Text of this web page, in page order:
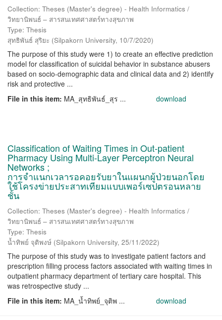
Collection: Theses (Master's degree) - Health Informatics /
วิทยานิพนธ์ – สารสนเทศศาสตร์ทางสุขภาพ
Type: Thesis
สุทธิพันธ์ สุริยะ (Silpakorn University, 10/7/2020)
The purpose of this study were 1) to create an effective prediction
model for classification of suicidal behavior in substance abusers
based on socio-demographic data and clinical data and 2) identify
risk and protective ...
File in this item: MA_สุทธิพันธ์_สุร ... download
Classification of Waiting Times in Out-patient
Pharmacy Using Multi-Layer Perceptron Neural
Networks ;
การจำแนกเวลารอคอยรับยาในแผนกผู้ป่วยนอกโดย
ใช้โครงข่ายประสาทเทียมแบบเพอร์เซปตรอนหลาย
ชั้น
Collection: Theses (Master's degree) - Health Informatics /
วิทยานิพนธ์ – สารสนเทศศาสตร์ทางสุขภาพ
Type: Thesis
น้ำทิพย์ จุติพงษ์ (Silpakorn University, 25/11/2022)
The purpose of this study was to investigate patient factors and
prescription filling process factors associated with waiting times in
outpatient pharmacy department of tertiary care hospital. This
was retrospective study ...
File in this item: MA_น้ำทิพย์_จุติพ ... download